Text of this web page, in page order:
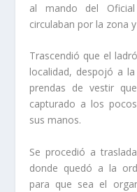
al mando del Oficial
circulaban por la zona
Trascendió que el
localidad, despojó a
prendas de vestir
capturado a los
sus manos.
Se procedió a
donde quedó a la
para que sea el